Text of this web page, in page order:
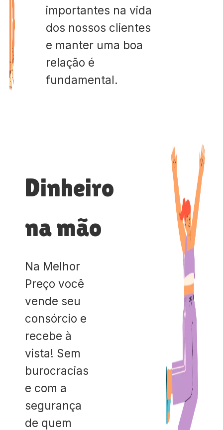
importantes na vida
dos nossos clientes
e manter uma boa
relação é
fundamental.
Dinheiro
na mão
Na Melhor
Preço você
vende seu
consórcio e
recebe à
vista! Sem
burocracias
e com a
segurança
de quem